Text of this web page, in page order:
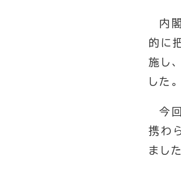
内
的に
施し
した。
今
携わ
ました